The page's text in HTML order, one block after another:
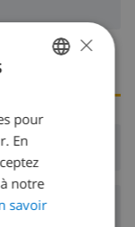
SPANISH
×
pour
En
notre
savoir